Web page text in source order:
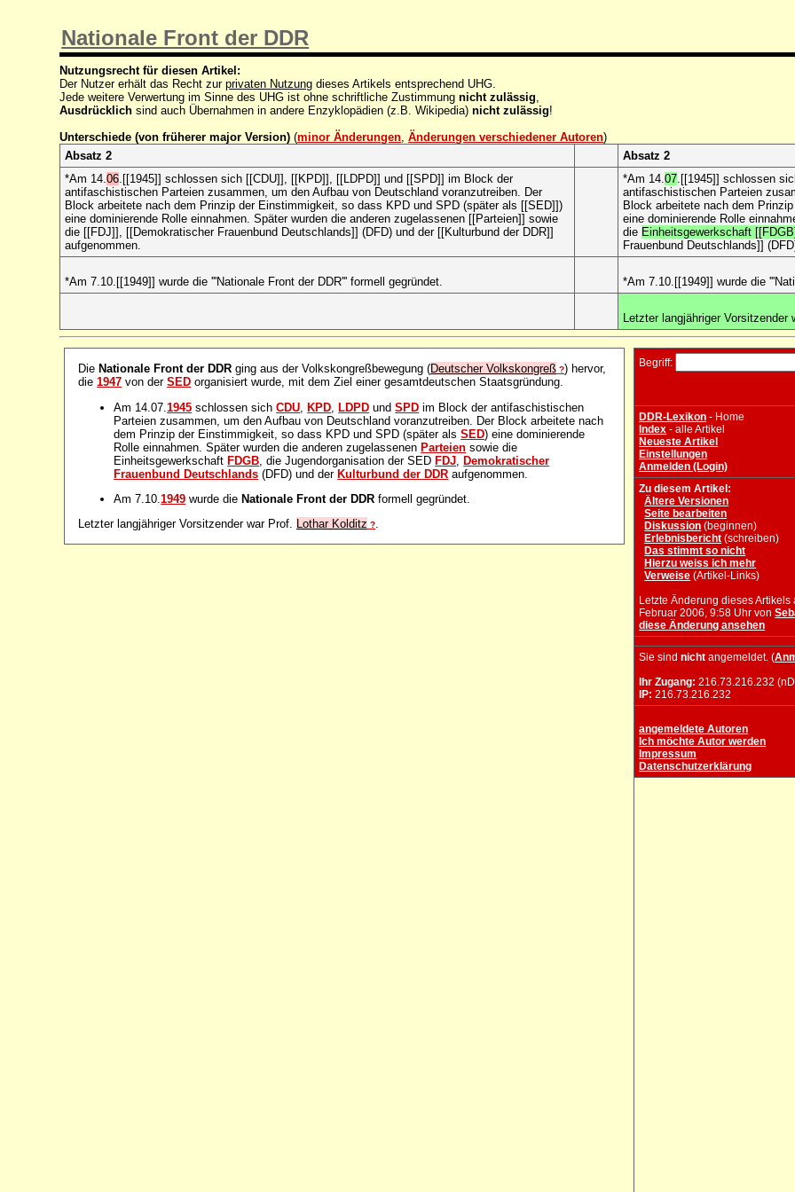
Nationale Front der DDR
Nutzungsrecht für diesen Artikel:
Der Nutzer erhält das Recht zurprivaten Nutzung dieses Artikels entsprechend UHG.
Jede weitere Verwertung im Sinne des UHG ist ohne schriftliche Zustimmungnicht zulässig
Ausdrücklich sind auch Übernahmen in andere Enzyklopädien (z.B. Wikipedia)nicht zulässig!
Unterschiede (von früherer major Version) (minor Änderungen ,Änderungen verschiedener Autoren)
Absatz 2
Absatz 2
*Am 14.06 .[[1945]] schlossen sich [[CDU]], [[KPD]], [[LDPD]] und [[SPD]] im Block der
antifaschistischen Parteien zusammen, um den Aufbau von Deutschland voranzutreiben. Der
Block arbeitete nach dem Prinzip der Einstimmigkeit, so dass KPD und SPD (später als [[SED]])
eine dominierende Rolle einnahmen. Später wurden die anderen zugelassenen [[Parteien]] sowie
die [[FDJ]], [[Demokratischer Frauenbund Deutschlands]] (DFD) und der [[Kulturbund der DDR]]
aufgenommen.
*Am 14.07 .[[1945]] schlossen
antifaschistischen Parteien
Block arbeitete nach dem
eine dominierende Rolle
die Einheitsgewerkschaft
Frauenbund Deutschlands]]
*Am 7.10.[[1949]] wurde die '''Nationale Front der DDR''' formell gegründet. *Am 7.10.[[1949]] wurde die
Letzter langjähriger
Die Nationale Front der DDR ging aus der Volkskongreßbewegung (Deutscher Volkskongreß ?) hervor,
die1947 von derSED organisiert wurde, mit dem Ziel einer gesamtdeutschen Staatsgründung.
Am 14.07.1945 schlossen sichCDU ,KPD ,LDPD undSPD im Block der antifaschistischen
Parteien zusammen, um den Aufbau von Deutschland voranzutreiben. Der Block arbeitete nach
dem Prinzip der Einstimmigkeit, so dass KPD und SPD (später alsSED) eine dominierende
Rolle einnahmen. Später wurden die anderen zugelassenenParteien sowie die
EinheitsgewerkschaftFDGB , die Jugendorganisation der SEDFDJ ,Demokratischer
Frauenbund Deutschlands (DFD) und derKulturbund der DDR aufgenommen.
Am 7.10.1949 wurde die Nationale Front der DDR formell gegründet.
Letzter langjähriger Vorsitzender war Prof. Lothar Kolditz ?.
Begriff:
DDR-Lexikon - Home
Index - alle Artikel
Neueste Artikel
Einstellungen
Anmelden (Login)
Zu diesem Artikel:
Ältere Versionen
Seite bearbeiten
Diskussion (beginnen)
Erlebnisbericht (schreiben)
Das stimmt so nicht
Hierzu weiss ich mehr
Verweise (Artikel-Links)
Letzte Änderung dieses Artikels
Februar 2006, 9:58 Uhr von
diese Änderung ansehen
Sie sindnicht angemeldet. (
Ihr Zugang: 216.73.216.232
IP: 216.73.216.232
angemeldete Autoren
Ich möchte Autor werden
Impressum
Datenschutzerklärung